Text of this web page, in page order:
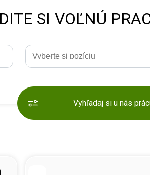
SI VOĽNÚ
Vyhľadaj si u nás